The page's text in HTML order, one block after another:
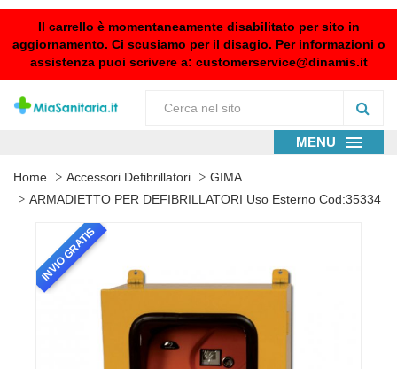
Il carrello è momentaneamente disabilitato per sito in
aggiornamento. Ci scusiamo per il disagio. Per informazioni o
assistenza puoi scrivere a: customerservice@dinamis.it
MENU
Home Accessori Defibrillatori
GIMA
ARMADIETTO PER DEFIBRILLATORI Uso Esterno Cod:35334
INVIO GRATIS